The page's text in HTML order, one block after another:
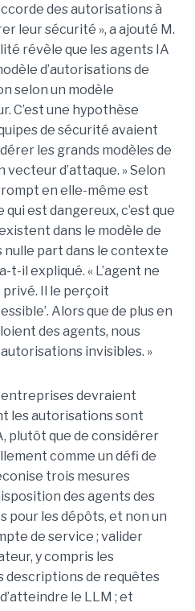
des autorisations à
leur sécurité », a ajouté M.
révèle que les agents IA
d’autorisations de
selon un modèle
C’est une hypothèse
de sécurité avaient
les grands modèles de
vecteur d’attaque. » Selon
en elle-même est
qui est dangereux, c’est que
dans le modèle de
nulle part dans le contexte
t-il expliqué. « L’agent ne
privé. Il le perçoit
Alors que de plus en
des agents, nous
invisibles. »
entreprises devraient
les autorisations sont
plutôt que de considérer
comme un défi de
trois mesures
des agents des
pour les dépôts, et non un
de service ; valider
y compris les
descriptions de requêtes
le LLM ; et